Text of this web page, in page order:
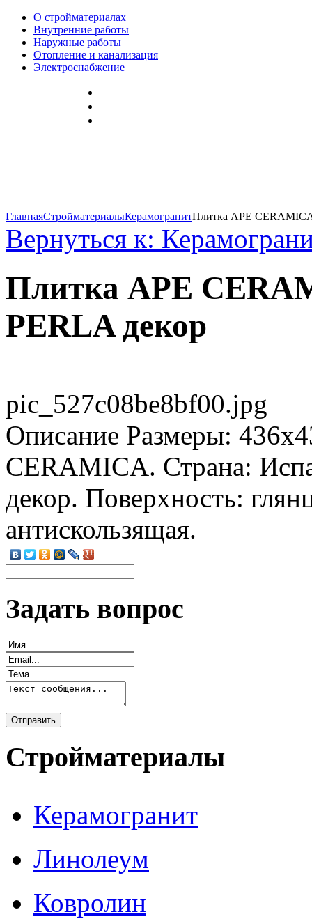
О стройматериалах
Внутренние работы
Наружные работы
Отопление и канализация
Электроснабжение
ГлавнаяСтройматериалыКерамогранитПлитка APE
Вернуться к:
Плитка APE
PERLA декор
pic_527c08be8bf00.jpg
Описание Размеры:
CERAMICA. Страна:
декор. Поверхность:
антискользящая.
Задать вопрос
Стройматериалы
Керамогранит
Линолеум
Ковролин